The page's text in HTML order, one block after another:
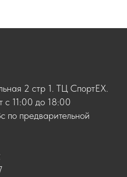
2 стр 1. ТЦ СпортЕХ.
с 11:00 до 18:00
предварительной